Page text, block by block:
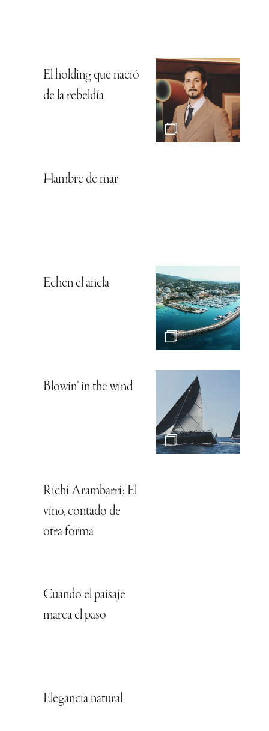
El holding que nació
de la rebeldía
Hambre de mar
Echen el ancla
Blowin’ in the wind
Richi Arambarri: El
vino, contado de
otra forma
Cuando el paisaje
marca el paso
Elegancia natural